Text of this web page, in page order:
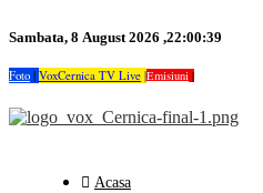
Sambata, 8 August 2026 ,22:00:39
Foto | VoxCernica TV Live |Emisiuni |
Acasa